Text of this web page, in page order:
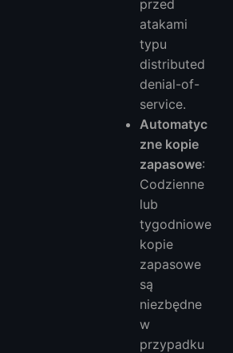
przed
atakami
typu
distributed
denial-of-
service.
Automatyc
zne kopie
zapasowe:
Codzienne
lub
tygodniowe
kopie
zapasowe
są
niezbędne
w
przypadku